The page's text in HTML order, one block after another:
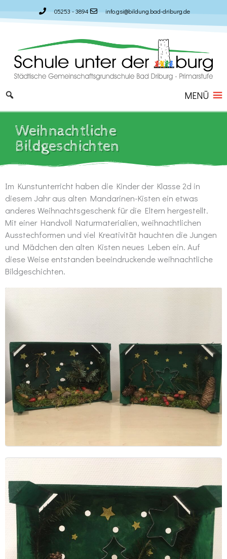
Inhalt
05253 - 3894 info.gsi@bildung.bad-driburg.de
MENÜ
Weihnachtliche
Bildgeschichten
Im Kunstunterricht haben die Kinder der Klasse 2d in
diesem Jahr aus alten Mandarinen-Kisten ein etwas
anderes Weihnachtsgeschenk für die Eltern hergestellt.
Mit einer Handvoll Naturmaterialien, weihnachtlichen
Ausstechformen und viel Kreativität hauchten die Jungen
und Mädchen den alten Kisten neues Leben ein. Auf
diese Weise entstanden beeindruckende weihnachtliche
Bildgeschichten.